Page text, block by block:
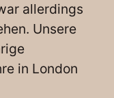
allerdings
Unsere
in London